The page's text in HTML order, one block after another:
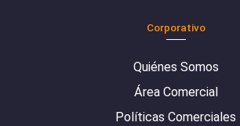
Corporativo
Quiénes Somos
Área Comercial
Políticas Comerciales